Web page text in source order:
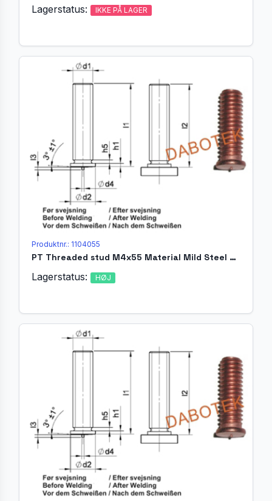
Lagerstatus: IKKE PÅ LAGER
Produktnr.: 1104055
PT Threaded stud M4x55 Material Mild Steel 4.8 acc. EN ISO 13918
Lagerstatus: HØJ